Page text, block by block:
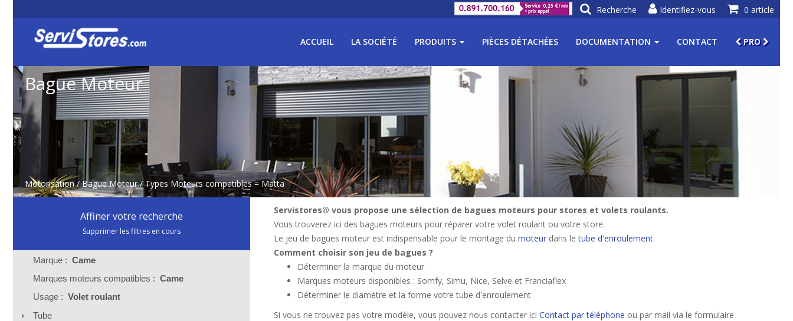
0 article
Identifiez-vous
Recherche
ACCUEIL LA SOCIÉTÉ PRODUITS PIÈCES DÉTACHÉES DOCUMENTATION CONTACT PRO
Bague Moteur
Motorisation /Bague Moteur / Types Moteurs compatibles = Matta
Affiner votre recherche
Supprimer les filtres en cours
Marque : Came
Marques moteurs compatibles : Came
Usage : Volet roulant
Tube
Servistores® vous propose une sélection de bagues moteurs pour stores et volets roulants.
Vous trouverez ici des bagues moteurs pour réparer votre volet roulant ou votre store.
Le jeu de bagues moteur est indispensable pour le montage du moteurdans letube d'enroulement.
Comment choisir son jeu de bagues ?
Déterminer la marque du moteur
Marques moteurs disponibles : Somfy, Simu, Nice, Selve et Franciaflex
Déterminer le diamètre et la forme votre tube d'enroulement
Si vous ne trouvez pas votre modèle, vous pouvez nous contacter ici Contact par téléphone ou par mail via le formulaire